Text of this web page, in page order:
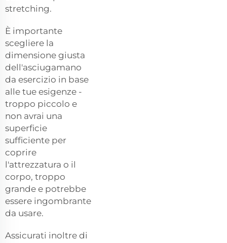
stretching.
È importante
scegliere la
dimensione giusta
dell'asciugamano
da esercizio in base
alle tue esigenze -
troppo piccolo e
non avrai una
superficie
sufficiente per
coprire
l'attrezzatura o il
corpo, troppo
grande e potrebbe
essere ingombrante
da usare.
Assicurati inoltre di